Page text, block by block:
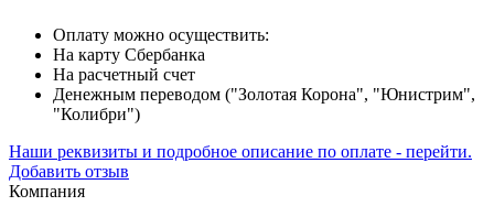
Оплату можно осуществить:
На карту Сбербанка
На расчетный счет
Денежным переводом ("Золотая Корона", "Юнистрим",
"Колибри")
Наши реквизиты и подробное описание по оплате - перейти.
Добавить отзыв
Компания